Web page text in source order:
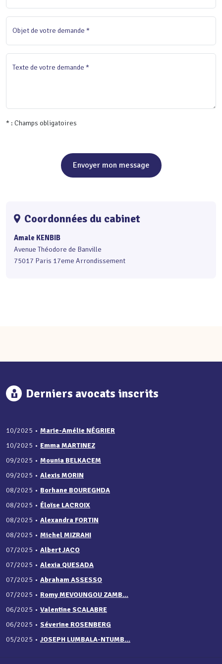
Objet de votre demande *
Texte de votre demande *
* : Champs obligatoires
Envoyer mon message
Coordonnées du cabinet
Amale KENBIB
Avenue Théodore de Banville
75017 Paris 17eme Arrondissement
Derniers avocats inscrits
10/2025 • Marie-Amélie NÉGRIER
10/2025 • Emma MARTINEZ
09/2025 • Mounia BELKACEM
09/2025 • Alexis MORIN
08/2025 • Borhane BOUREGHDA
08/2025 • Éloïse LACROIX
08/2025 • Alexandra FORTIN
08/2025 • Michel MIZRAHI
07/2025 • Albert JACO
07/2025 • Alexia QUESADA
07/2025 • Abraham ASSESSO
07/2025 • Romy MEVOUNGOU ZAMB...
06/2025 • Valentine SCALABRE
06/2025 • Séverine ROSENBERG
05/2025 • JOSEPH LUMBALA-NTUMB...